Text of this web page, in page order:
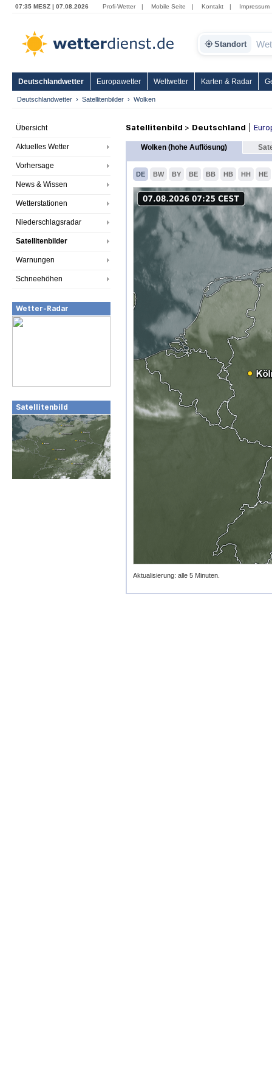
07:35 MESZ | 07.08.2026 Profi-Wetter | Mobile Seite | Kontakt | Impressum
Standort
Deutschlandwetter Europawetter Weltwetter Karten & Radar
Deutschlandwetter Satellitenbilder Wolken
Übersicht
Aktuelles Wetter
Vorhersage
News & Wissen
Wetterstationen
Niederschlagsradar
Satellitenbilder
Warnungen
Schneehöhen
Wetter-Radar
Satellitenbild
Satellitenbild > Deutschland
Wolken (hohe Auflösung)
DE BW BY BE BB HB HH HE
Aktualisierung: alle 5 Minuten.